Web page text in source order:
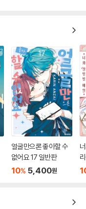
얼굴만으론 좋아할 수
없어요 17 일반판
10% 5,400원